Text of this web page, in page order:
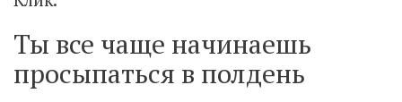
Ты все чаще начинаешь
просыпаться в полдень